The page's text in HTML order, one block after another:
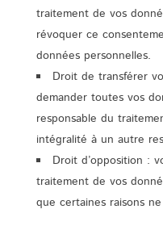
traitement de vos
révoquer ce
données personnelles.
Droit de transférer
demander toutes vos
responsable du
intégralité à un autre
Droit d’opposition :
traitement de vos
que certaines raisons